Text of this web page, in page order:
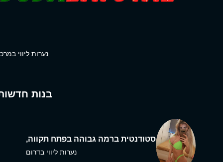
נערות ליווי
בנות
סטודנטית ברמה גבוהה בפתח תקווה,
נערות ליווי בדרום